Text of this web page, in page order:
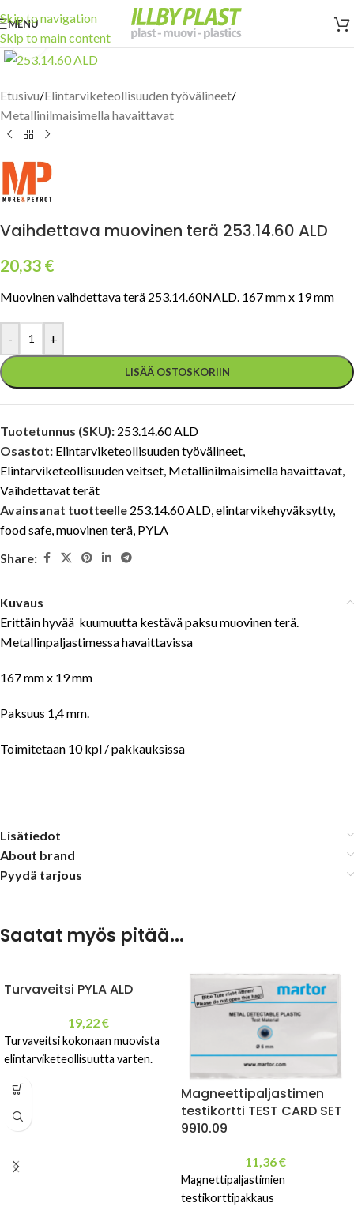
Skip to navigation
Skip to main content
MENU
Click to enlarge
Etusivu/Elintarviketeollisuuden työvälineet/
Metallinilmaisimella havaittavat
Vaihdettava muovinen terä 253.14.60 ALD
20,33 €
Muovinen vaihdettava terä 253.14.60NALD. 167 mm x 19 mm
- +
LISÄÄ OSTOSKORIIN
Tuotetunnus (SKU): 253.14.60 ALD
Osastot: Elintarviketeollisuuden työvälineet
Elintarviketeollisuuden veitset Metallinilmaisimella havaittavat
Vaihdettavat terät
Avainsanat tuotteelle 253.14.60 ALD elintarvikehyväksytty,
food safe muovinen terä PYLA
Share:
Kuvaus
Erittäin hyvää kuumuutta kestävä paksu muovinen terä.
Metallinpaljastimessa havaittavissa
167 mm x 19 mm
Paksuus 1,4 mm.
Toimitetaan 10 kpl / pakkauksissa
Lisätiedot
About brand
Pyydä tarjous
Saatat myös pitää...
Turvaveitsi PYLA ALD
19,22€
Turvaveitsi kokonaan muovista
elintarviketeollisuutta varten.
Magneettipaljastimen
testikortti TEST CARD SET
9910.09
11,36€
Magnettipaljastimien
testikorttipakkaus